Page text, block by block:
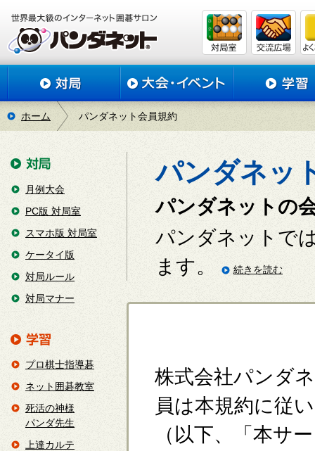
ホーム パンダネット会員規約
パンダネッ
パンダネットの
パンダネットで
ます。
続きを読む
株式会社パンダ
員は本規約に従
（以下、「本サ
月例大会
PC版 対局室
スマホ版 対局室
ケータイ版
対局ルール
対局マナー
プロ棋士指導碁
ネット囲碁教室
死活の神様
パンダ先生
上達カルテ